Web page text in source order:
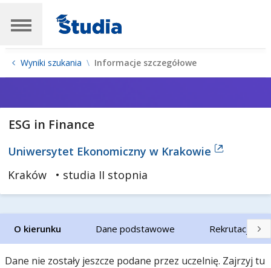
Wyniki szukania Informacje szczegółowe
ESG in Finance
Uniwersytet Ekonomiczny w Krakowie
Kraków
• studia II stopnia
O kierunku Dane podstawowe Rekrutacja
Dane nie zostały jeszcze podane przez uczelnię. Zajrzyj tu